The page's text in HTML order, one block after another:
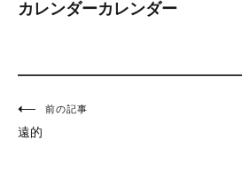
カレンダーカレンダー
投
稿
前の記事
遠的